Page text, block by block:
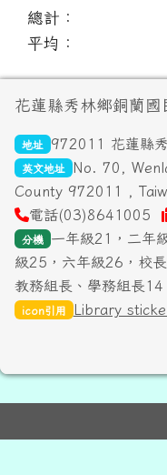
總計：
平均：
頁尾區域內容
花蓮縣秀林鄉銅蘭國
地址 972011 花蓮縣
英文地址
No. 70,
County 972011 ,
電話(03)8641005
分機
一年級21，二年
級25，六年級26，校
教務組長、學務組長
icon引用 Library